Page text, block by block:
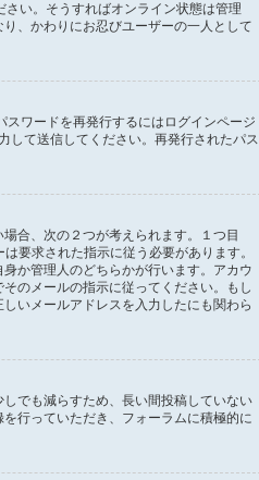
さい。そうすればオンライン状態は管理
、かわりにお忍びユーザーの一人として
ワードを再発行するにはログインページ
して送信してください。再発行されたパス
合、次の２つが考えられます。１つ目
要求された指示に従う必要があります。
か管理人のどちらかが行います。アカウ
のメールの指示に従ってください。もし
いメールアドレスを入力したにも関わら
でも減らすため、長い間投稿していない
行っていただき、フォーラムに積極的に